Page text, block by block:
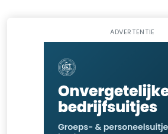
ADVERTENTIE